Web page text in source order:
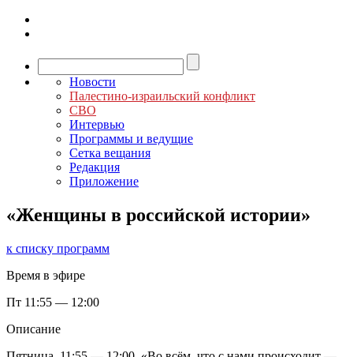
Новости
Палестино-израильский конфликт
СВО
Интервью
Программы и ведущие
Сетка вещания
Редакция
Приложение
«Женщины в российской истории»
к списку программ
Время в эфире
Пт 11:55 — 12:00
Описание